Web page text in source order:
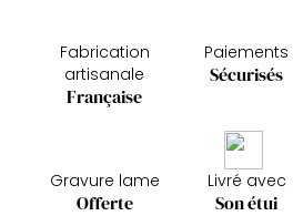
Fabrication
artisanale
Française
Paiements
Sécurisés
Gravure lame
Offerte
Livré avec
Son étui